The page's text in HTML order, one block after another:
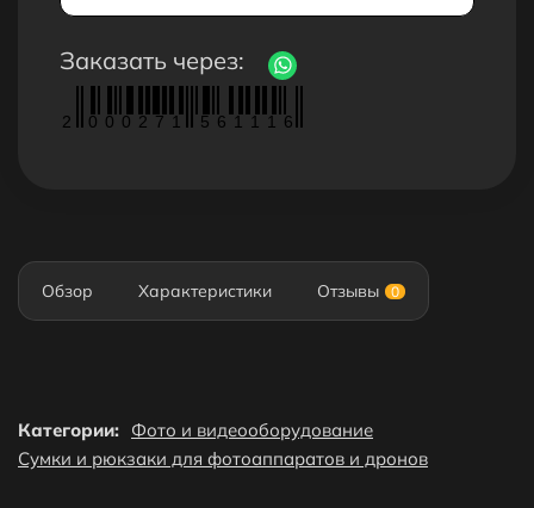
Заказать через:
2 0 0 0 2 7 1 5 6 1 1 1 6
Обзор Характеристики Отзывы 0
Категории: Фото и видеооборудование
Сумки и рюкзаки для фотоаппаратов и дронов